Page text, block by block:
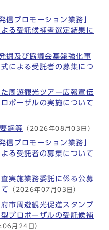
信プロモーション業務」
る受託候補者選定結果に
掘及び協議会基盤強化事
による受託者の募集につ
周遊観光ツアー広報宣伝
ポーザルの実施について
綱等 （2026年08月03日）
信プロモーション業務」
る受託者の募集について
実施業務委託に係る公募
（2026年07月03日）
市周遊観光促進スタンプ
プロポーザルの受託候補
06月24日）